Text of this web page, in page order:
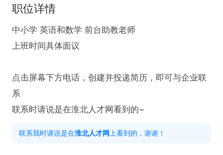
职位详情
中小学 英语和数学 前台助教老师
上班时间具体面议
点击屏幕下方电话，创建并投递简历，即可与企业联
系
联系时请说是在淮北人才网看到的~
联系我时请说是在淮北人才网 上看到的，谢谢！